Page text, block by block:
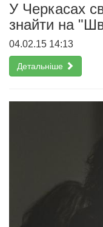
У Черкасах
знайти на
04.02.15 14:13
Детальніше